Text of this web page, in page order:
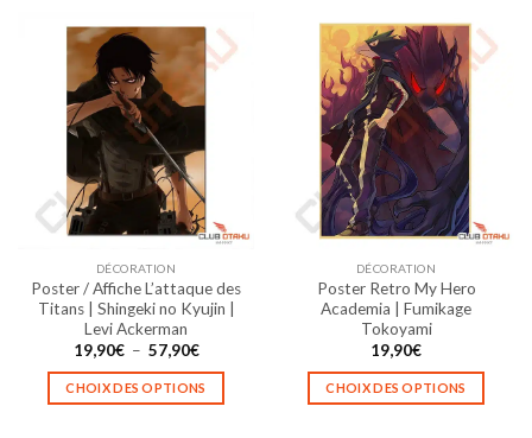
a
plusieurs
variations.
Les
options
peuvent
être
choisies
sur
page
du
produit
a
plusieurs
variations.
Les
options
peuvent
être
choisies
sur
page
du
produit
DÉCORATION
Poster / Affiche L’attaque des
Titans | Shingeki no Kyujin |
Levi Ackerman
19,90€ – 57,90€Plage
prix :
19,90€
à
CHOIX DES OPTIONS
DÉCORATION
Poster Retro My Hero
Academia | Fumikage
Tokoyami
19,90€
CHOIX DES OPTIONS